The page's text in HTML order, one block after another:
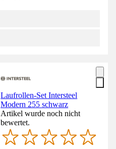
Laufrollen-Set Intersteel
Modern 255 schwarz
Artikel wurde noch nicht
bewertet.